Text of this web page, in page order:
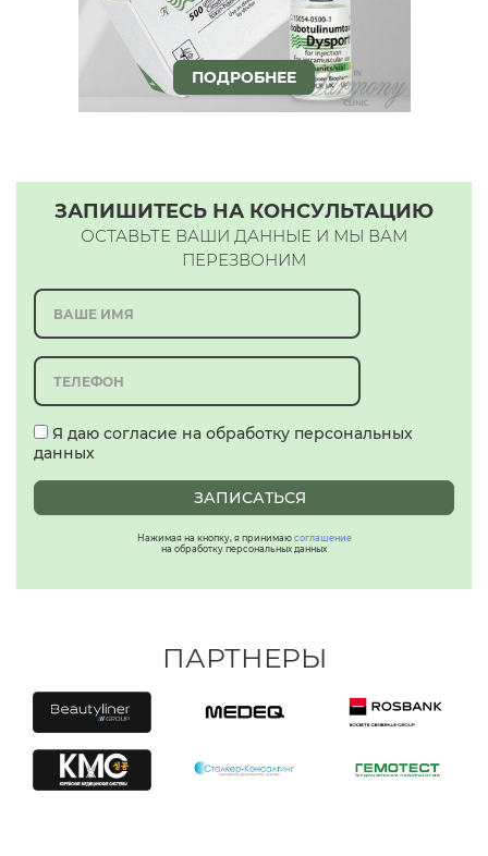
ПОДРОБНЕЕ
ЗАПИШИТЕСЬ НА КОНСУЛЬТАЦИЮ
ОСТАВЬТЕ ВАШИ ДАННЫЕ И МЫ ВАМ
ПЕРЕЗВОНИМ
Я даю согласие на обработку персональных
данных
ЗАПИСАТЬСЯ
Нажимая на кнопку, я принимаю соглашение
на обработку персональных данных
ПАРТНЕРЫ